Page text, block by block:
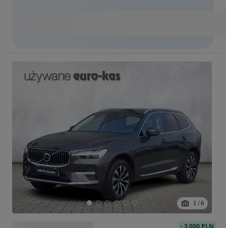
1 / 6